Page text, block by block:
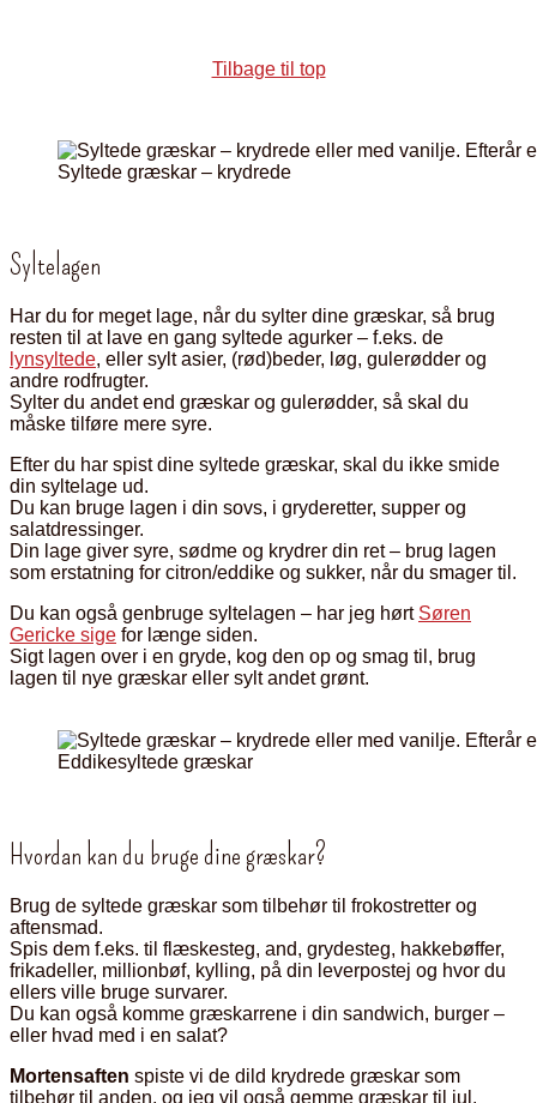
Tilbage til top
Syltede græskar – krydrede
Syltelagen
Har du for meget lage, når du sylter dine græskar, så brug
resten til at lave en gang syltede agurker – f.eks. de
lynsyltede, eller sylt asier, (rød)beder, løg, gulerødder og
andre rodfrugter.
Sylter du andet end græskar og gulerødder, så skal du
måske tilføre mere syre.
Efter du har spist dine syltede græskar, skal du ikke smide
din syltelage ud.
Du kan bruge lagen i din sovs, i gryderetter, supper og
salatdressinger.
Din lage giver syre, sødme og krydrer din ret – brug lagen
som erstatning for citron/eddike og sukker, når du smager til.
Du kan også genbruge syltelagen – har jeg hørt Søren
Gericke sige for længe siden.
Sigt lagen over i en gryde, kog den op og smag til, brug
lagen til nye græskar eller sylt andet grønt.
Eddikesyltede græskar
Hvordan kan du bruge dine græskar?
Brug de syltede græskar som tilbehør til frokostretter og
aftensmad.
Spis dem f.eks. til flæskesteg, and, grydesteg, hakkebøffer,
frikadeller, millionbøf, kylling, på din leverpostej og hvor du
ellers ville bruge survarer.
Du kan også komme græskarrene i din sandwich, burger –
eller hvad med i en salat?
Mortensaften spiste vi de dild krydrede græskar som
tilbehør til anden, og jeg vil også gemme græskar til jul.